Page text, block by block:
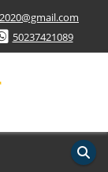
50237421089